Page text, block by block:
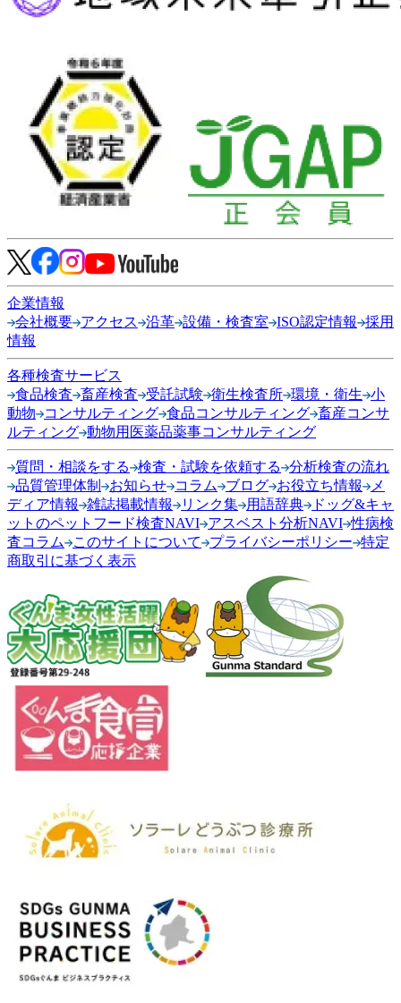
企業情報
会社概要 アクセス 沿革 設備・検査室 ISO認定情報
採用
情報
各種検査サービス
食品検査 畜産検査 受託試験 衛生検査所 環境・衛生 小
動物
コンサルティング 食品コンサルティング 畜産コンサ
ルティング 動物用医薬品薬事コンサルティング
質問・相談をする 検査・試験を依頼する
分析検査の流れ
品質管理体制
お知らせ コラム ブログ お役立ち情報
メ
ディア情報
雑誌掲載情報 リンク集 用語辞典
ドッグ&キャ
ットのペットフード検査NAVI アスベスト分析NAVI 性病検
査コラム
このサイトについて プライバシーポリシー 特定
商取引に基づく表示